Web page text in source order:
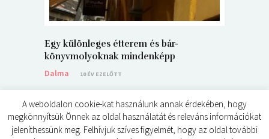
Egy különleges étterem és bár-
könyvmolyoknak mindenképp
Dalma
10 ÉV EZELŐTT
A weboldalon cookie-kat használunk annak érdekében, hogy
megkönnyítsük Önnek az oldal használatát és releváns információkat
jeleníthessünk meg. Felhívjuk szíves figyelmét, hogy az oldal további